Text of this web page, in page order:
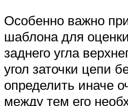
Особенно важно
шаблона для
заднего угла
угол заточки цепи
определить иначе
между тем его